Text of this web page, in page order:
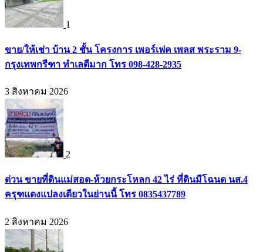
1
ขาย/ให้เช่า บ้าน 2 ชั้น โครงการ เพอร์เฟค เพลส พระราม 9-
กรุงเทพกรีฑา ทำเลดีมาก โทร 098-428-2935
3 สิงหาคม 2026
2
ด่วน ขายที่ดินแม่สอด-ห้วยกระโหลก 42 ไร่ ที่ดินมีโฉนด นส.4
ครุฑแดงแปลงเดียวในย่านนี้ โทร 0835437789
2 สิงหาคม 2026